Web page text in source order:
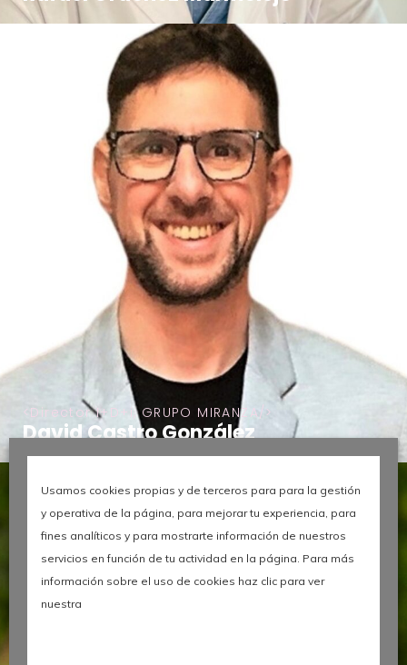
Director I+D+i, GRUPO MIRANZA
David Castro González
Usamos cookies propias y de terceros para para la gestión
y operativa de la página, para mejorar tu experiencia, para
fines analíticos y para mostrarte información de nuestros
servicios en función de tu actividad en la página. Para más
información sobre el uso de cookies haz clic para ver
nuestra